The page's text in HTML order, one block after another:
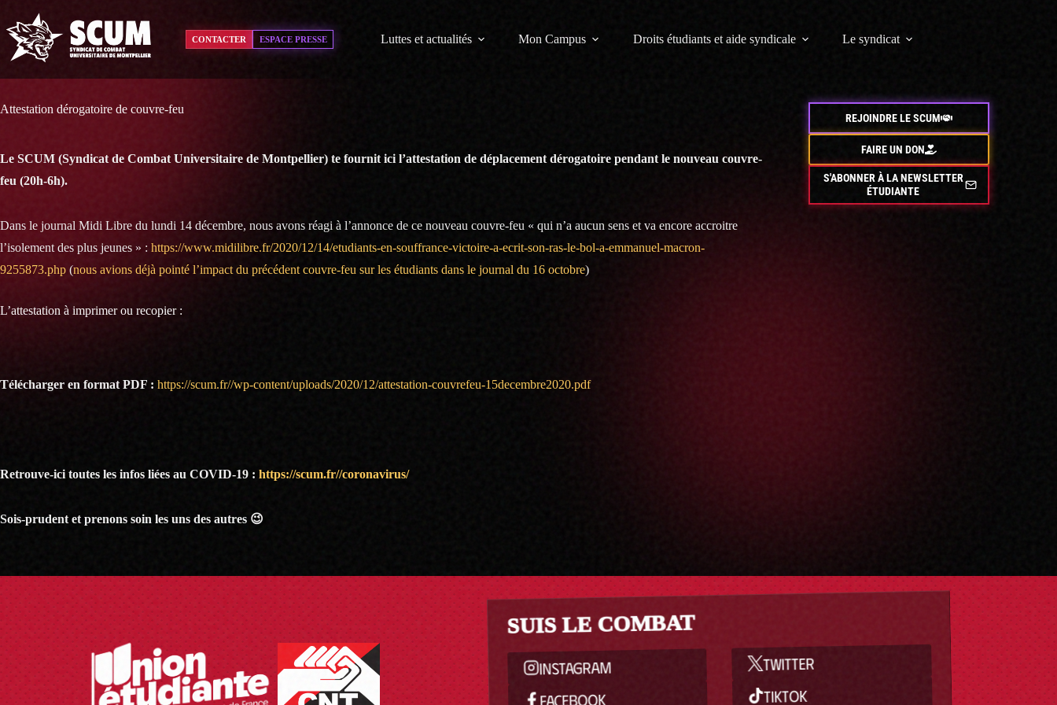
contenu
CONTACTER ESPACE PRESSE Luttes et actualités Mon Campus Droits étudiants et aide syndicale Le syndicat
Attestation dérogatoire de couvre-feu
Le SCUM (Syndicat de Combat Universitaire de Montpellier) te fournit ici l’attestation de déplacement dérogatoire pendant le nouveau couvre-
feu (20h-6h).
Dans le journal Midi Libre du lundi 14 décembre, nous avons réagi à l’annonce de ce nouveau couvre-feu « qui n’a aucun sens et va encore accroitre
l’isolement des plus jeunes » : https://www.midilibre.fr/2020/12/14/etudiants-en-souffrance-victoire-a-ecrit-son-ras-le-bol-a-emmanuel-macron-
9255873.php (nous avions déjà pointé l’impact du précédent couvre-feu sur les étudiants dans le journal du 16 octobre)
L’attestation à imprimer ou recopier :
Télécharger en format PDF : https://scum.fr//wp-content/uploads/2020/12/attestation-couvrefeu-15decembre2020.pdf
Retrouve-ici toutes les infos liées au COVID-19 : https://scum.fr//coronavirus/
Sois-prudent et prenons soin les uns des autres 😉
REJOINDRE LE SCUM
FAIRE UN DON
S'ABONNER À LA NEWSLETTER
ÉTUDIANTE
SUIS LE COMBAT
INSTAGRAM
FACEBOOK
TWITTER
TIKTOK